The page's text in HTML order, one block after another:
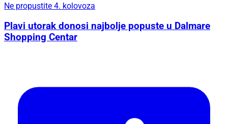
Ne propustite 4. kolovoza
Plavi utorak donosi najbolje popuste u Dalmare
Shopping Centar